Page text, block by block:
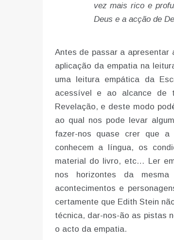
vez mais rico e
Deus e a acção de
Antes de passar a apresentar
aplicação da empatia na
uma leitura empática da
acessível e ao alcance de
Revelação, e deste modo
ao qual nos pode levar
fazer-nos quase crer que
conhecem a língua, os
material do livro, etc… Ler
nos horizontes da
acontecimentos e
certamente que Edith Stein
técnica, dar-nos-ão as pistas
o acto da empatia.